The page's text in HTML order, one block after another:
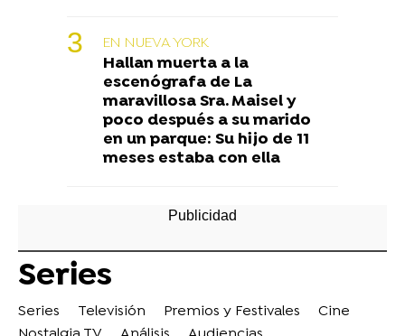
EN NUEVA YORK
Hallan muerta a la
escenógrafa de La
maravillosa Sra. Maisel y
poco después a su marido
en un parque: Su hijo de 11
meses estaba con ella
Series
Series Televisión Premios y Festivales
Cine